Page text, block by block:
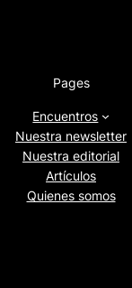
Pages
Encuentros
Nuestra newsletter
Nuestra editorial
Artículos
Quienes somos